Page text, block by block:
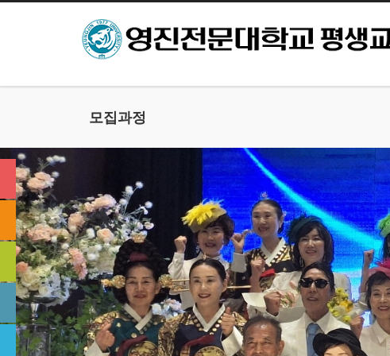
모집과정